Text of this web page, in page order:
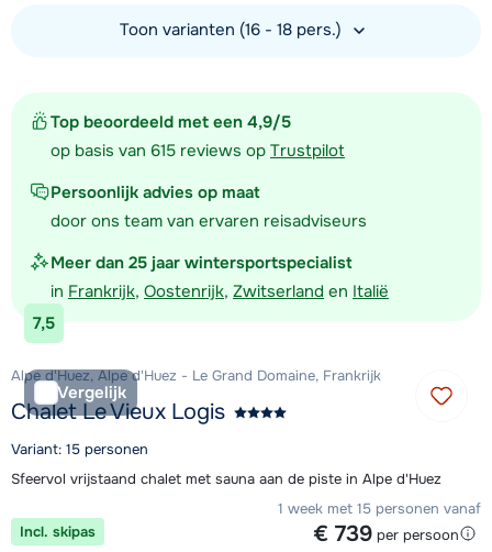
Top beoordeeld met een 4,9/5
op basis van 615 reviews op Trustpilot
Persoonlijk advies op maat
door ons team van ervaren reisadviseurs
Meer dan 25 jaar wintersportspecialist
in Frankrijk, Oostenrijk, Zwitserland en Italië
Toon varianten (16 - 18 pers.)
7,5
Vergelijk
Alpe d'Huez, Alpe d'Huez - Le Grand Domaine, Frankrijk
Chalet Le Vieux Logis
Variant: 15 personen
Sfeervol vrijstaand chalet met sauna aan de piste in Alpe d'Huez
1 week met 15 personen vanaf
€ 739 per persoon
Incl. skipas